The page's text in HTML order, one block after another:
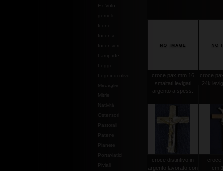
Ex Voto
gemelli
Leggii
Legno di olivo
Medaglie
Mitrie
Natività
Ostensori
Pastorali
Patene
Pianete
Portaviatici
Piviali
croce pax mm.16
smaltati levigati
argento a spess.
croce
24k
croce distintivo in
argento lavorato con
croce